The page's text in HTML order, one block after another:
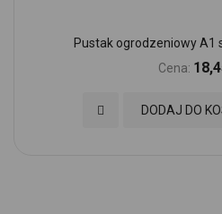
Pustak ogrodzeniowy A1
Cena:
DODAJ DO
Dodaj do Ulubionych